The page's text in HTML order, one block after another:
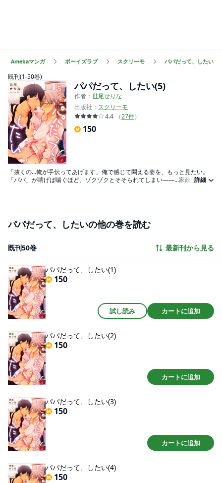
Amebaマンガ ボーイズラブ スクリーモ パパだって、したい
既刊(1-50巻)
パパだって、したい(5)
作者： 世尾せりな
出版社： スクリーモ
4.4
（27件）
150
「抜くの…俺が手伝ってあげます」俺で感じて悶える姿を、もっと見たい。
「パパ」が喘げば喘ぐほど、ゾクゾクとそそられてしまい――…家政夫のバ
える声…そんなの見せつけられたら、こっちこそ我慢できない!
詳細
パパだって、したいの他の巻を読む
既刊50巻 最新刊から見る
パパだって、したい(1)
150
試し読み カートに追加
パパだって、したい(2)
150
カートに追加
パパだって、したい(3)
150
カートに追加
パパだって、したい(4)
150